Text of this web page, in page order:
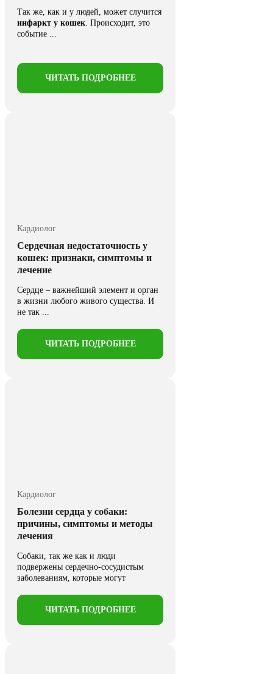
Так же, как и у людей, может случится
инфаркт у кошек. Происходит, это
событие ...
ЧИТАТЬ ПОДРОБНЕЕ
Кардиолог
Сердечная недостаточность у
кошек: признаки, симптомы и
лечение
Сердце – важнейший элемент и орган
в жизни любого живого существа. И
не так ...
ЧИТАТЬ ПОДРОБНЕЕ
Кардиолог
Болезни сердца у собаки:
причины, симптомы и методы
лечения
Собаки, так же как и люди
подвержены сердечно-сосудистым
заболеваниям, которые могут
ЧИТАТЬ ПОДРОБНЕЕ